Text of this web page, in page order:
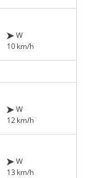
W
10 km/h
W
12 km/h
W
13 km/h